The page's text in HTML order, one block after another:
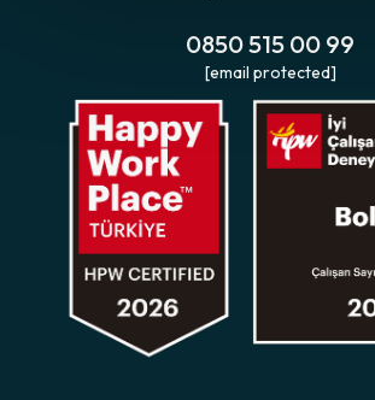
0850 515 00 99
[email protected]